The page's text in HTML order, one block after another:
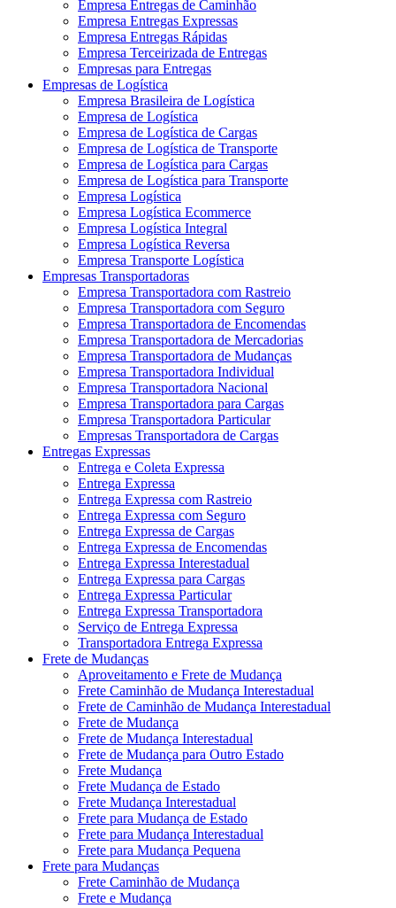
Empresa Entregas de Caminhão
Empresa Entregas Expressas
Empresa Entregas Rápidas
Empresa Terceirizada de Entregas
Empresas para Entregas
Empresas de Logística
Empresa Brasileira de Logística
Empresa de Logística
Empresa de Logística de Cargas
Empresa de Logística de Transporte
Empresa de Logística para Cargas
Empresa de Logística para Transporte
Empresa Logística
Empresa Logística Ecommerce
Empresa Logística Integral
Empresa Logística Reversa
Empresa Transporte Logística
Empresas Transportadoras
Empresa Transportadora com Rastreio
Empresa Transportadora com Seguro
Empresa Transportadora de Encomendas
Empresa Transportadora de Mercadorias
Empresa Transportadora de Mudanças
Empresa Transportadora Individual
Empresa Transportadora Nacional
Empresa Transportadora para Cargas
Empresa Transportadora Particular
Empresas Transportadora de Cargas
Entregas Expressas
Entrega e Coleta Expressa
Entrega Expressa
Entrega Expressa com Rastreio
Entrega Expressa com Seguro
Entrega Expressa de Cargas
Entrega Expressa de Encomendas
Entrega Expressa Interestadual
Entrega Expressa para Cargas
Entrega Expressa Particular
Entrega Expressa Transportadora
Serviço de Entrega Expressa
Transportadora Entrega Expressa
Frete de Mudanças
Aproveitamento e Frete de Mudança
Frete Caminhão de Mudança Interestadual
Frete de Caminhão de Mudança Interestadual
Frete de Mudança
Frete de Mudança Interestadual
Frete de Mudança para Outro Estado
Frete Mudança
Frete Mudança de Estado
Frete Mudança Interestadual
Frete para Mudança de Estado
Frete para Mudança Interestadual
Frete para Mudança Pequena
Frete para Mudanças
Frete Caminhão de Mudança
Frete e Mudança